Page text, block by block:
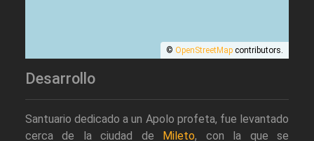
© OpenStreetMap contributors.
Desarrollo
Santuario dedicado a un Apolo profeta, fue levantado
cerca de la ciudad de
Mileto, con la que se